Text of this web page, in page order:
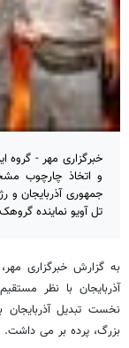
خبرگزاری مهر - گروه
و اتخاذ چارچوب
جمهوری آذربایجان و
تل آویو نماینده
به گزارش خبرگزاری
آذربایجان با نظر
نخست تبدیل
بزرگ، پرده بر می داشت.